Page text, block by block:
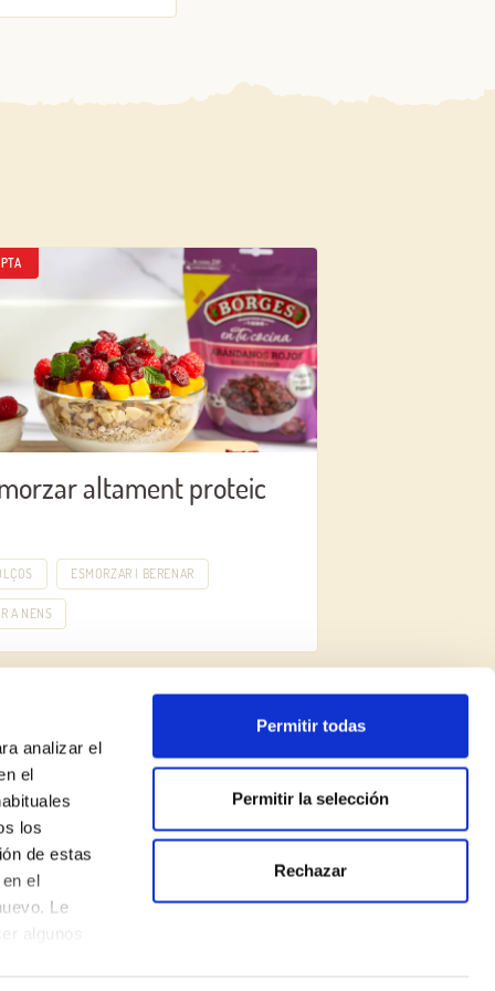
analizar el
el
los
de estas
el
Le
algunos
Permitir todas
Permitir la selección
Rechazar
altament proteic
ESMORZAR I BERENAR
A NENS
Política de privadesa
Avís legal